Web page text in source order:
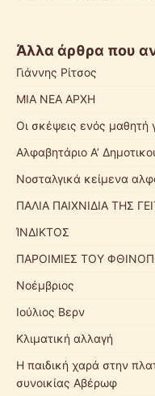
Άλλα άρθρα που
Γιάννης Ρίτσος
ΜΙΑ ΝΕΑ ΑΡΧΗ
Οι σκέψεις ενός μαθητή
Αλφαβητάριο Α’
Νοσταλγικά κείμενα
ΠΑΛΙΑ ΠΑΙΧΝΙΔΙΑ ΤΗΣ
ΊΝΔΙΚΤΟΣ
ΠΑΡΟΙΜΙΕΣ ΤΟΥ
Νοέμβριος
Ιούλιος Βερν
Κλιματική αλλαγή
Η παιδική χαρά στην
συνοικίας Αβέρωφ